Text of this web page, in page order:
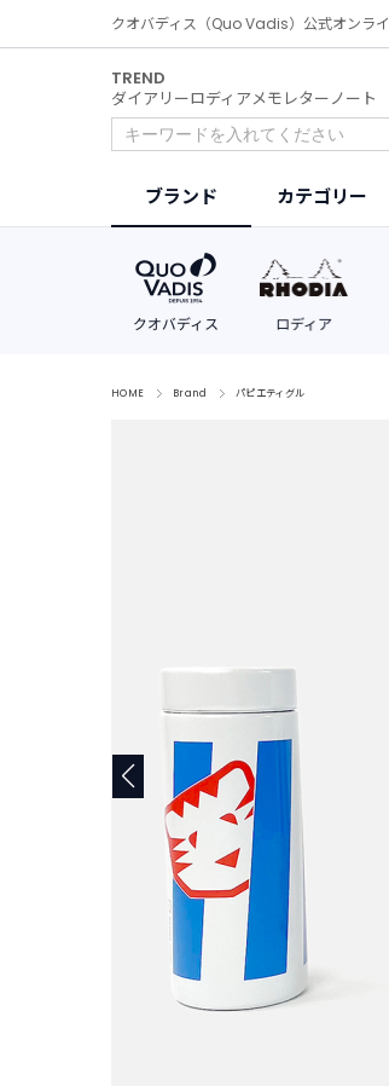
クオバディス（Quo Vadis）公式オンラ
TREND
ダイアリーロディアメモ レターノート
ブランド カテゴリー
HOME Brand パピエティグル